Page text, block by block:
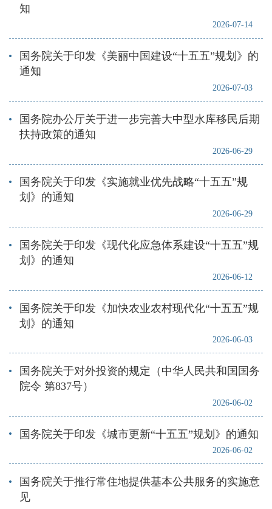
2026-07-14
知
2026-07-03
国务院关于印发《美丽中国建设“十五五”规划》的
通知
2026-06-29
国务院办公厅关于进一步完善大中型水库移民后期
扶持政策的通知
2026-06-29
国务院关于印发《实施就业优先战略“十五五”规
划》的通知
2026-06-12
国务院关于印发《现代化应急体系建设“十五五”规
划》的通知
2026-06-03
国务院关于印发《加快农业农村现代化“十五五”规
划》的通知
2026-06-02
国务院关于对外投资的规定（中华人民共和国国务
院令 第837号）
2026-06-02
国务院关于印发《城市更新“十五五”规划》的通知
国务院关于推行常住地提供基本公共服务的实施意
见